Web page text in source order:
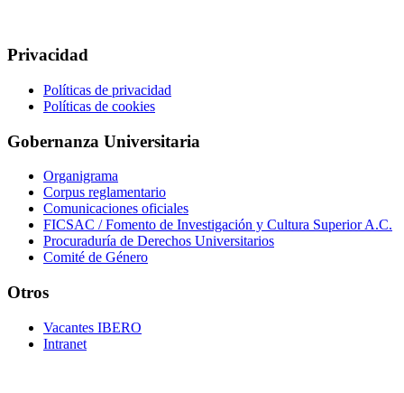
Privacidad
Políticas de privacidad
Políticas de cookies
Gobernanza Universitaria
Organigrama
Corpus reglamentario
Comunicaciones oficiales
FICSAC / Fomento de Investigación y Cultura Superior A.C.
Procuraduría de Derechos Universitarios
Comité de Género
Otros
Vacantes IBERO
Intranet